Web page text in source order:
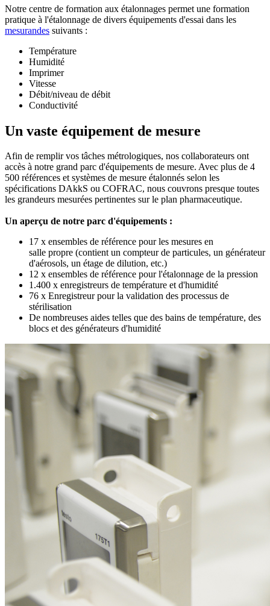
Notre centre de formation aux étalonnages permet une formation
pratique à l'étalonnage de divers équipements d'essai dans les
mesurandes suivants :
Température
Humidité
Imprimer
Vitesse
Débit/niveau de débit
Conductivité
Un vaste équipement de mesure
Afin de remplir vos tâches métrologiques, nos collaborateurs ont
accès à notre grand parc d'équipements de mesure. Avec plus de 4
500 références et systèmes de mesure étalonnés selon les
spécifications DAkkS ou COFRAC, nous couvrons presque toutes
les grandeurs mesurées pertinentes sur le plan pharmaceutique.
Un aperçu de notre parc d'équipements :
17 x ensembles de référence pour les mesures en
salle propre (contient un compteur de particules, un générateur
d'aérosols, un étage de dilution, etc.)
12 x ensembles de référence pour l'étalonnage de la pression
1.400 x enregistreurs de température et d'humidité
76 x Enregistreur pour la validation des processus de
stérilisation
De nombreuses aides telles que des bains de température, des
blocs et des générateurs d'humidité